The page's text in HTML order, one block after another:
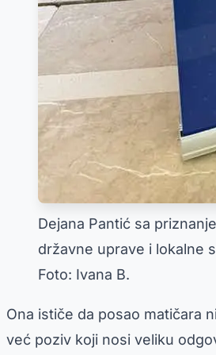
Dejana Pantić sa
državne uprave i lokalne
Foto: Ivana B.
Ona ističe da posao matičara
već poziv koji nosi veliku